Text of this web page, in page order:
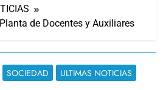
de Docentes y Auxiliares
SOCIEDAD ULTIMAS NOTICIAS